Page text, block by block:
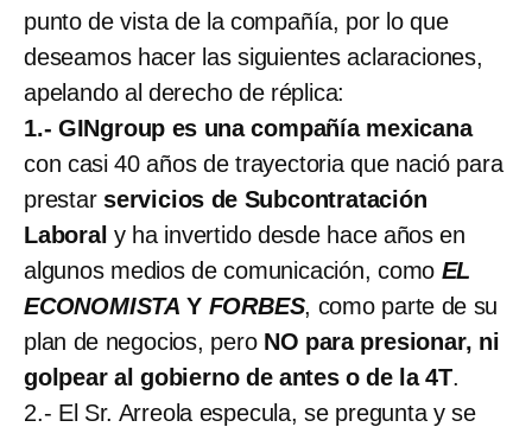
punto de vista de la compañía, por lo que
deseamos hacer las siguientes aclaraciones,
apelando al derecho de réplica:
1.- GINgroup es una compañía mexicana
con casi 40 años de trayectoria que nació para
prestar servicios de Subcontratación
Laboral y ha invertido desde hace años en
algunos medios de comunicación, como EL
ECONOMISTA Y FORBES, como parte de su
plan de negocios, pero NO para presionar, ni
golpear al gobierno de antes o de la 4T.
2.- El Sr. Arreola especula, se pregunta y se